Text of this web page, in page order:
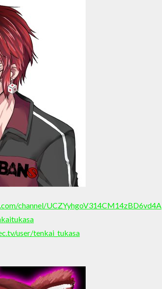
channel/UCZYyhgoV314CM14zBD6vd4A
user/tenkai_tukasa